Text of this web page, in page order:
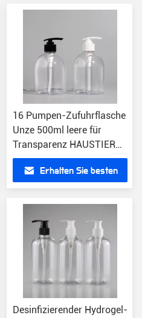
16 Pumpen-Zufuhrflasche
Unze 500ml leere für
Transparenz HAUSTIER
Flasche des
Handdesinfizierers 500ml
Erhalten Sie besten
Desinfizierender Hydrogel-